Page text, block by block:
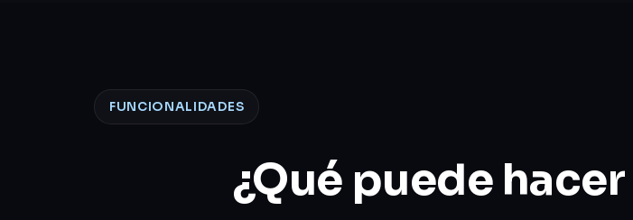
FUNCIONALIDADES
¿Qué puede